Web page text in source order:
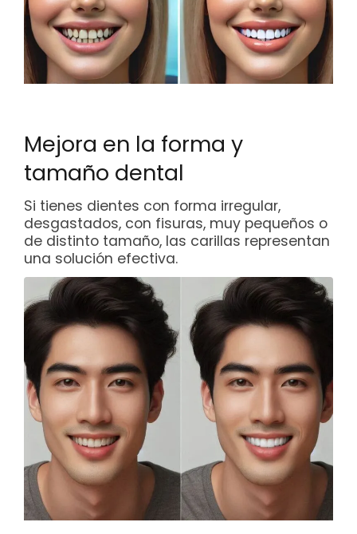
Mejora en la forma y
tamaño dental
Si tienes dientes con forma irregular,
desgastados, con fisuras, muy pequeños o
de distinto tamaño, las carillas representan
una solución efectiva.